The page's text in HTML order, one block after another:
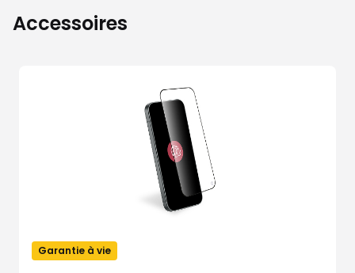
Accessoires
Garantie à vie